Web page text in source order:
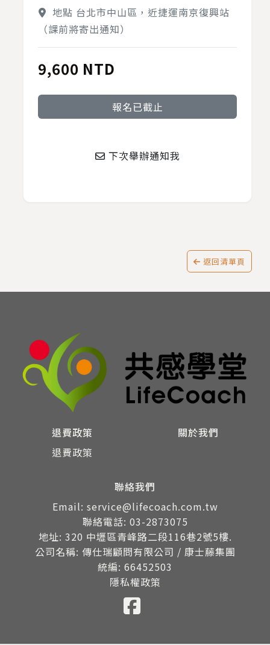
地點 台北市中山區，近捷運南京復興站
（課前將寄出通知）
9,600 NTD
報名已截止
下次舉辦通知我
返回清單頁
退費政策
退費政策
關於我們
聯絡我們
Email: service@lifecoach.com.tw
聯絡電話: 03-2873075
地址: 320 中壢區青峰路二段116巷2號5樓.
公司名稱: 傳仕瑞顧問有限公司 / 康士藤集團
統編: 66452503
隱私權政策